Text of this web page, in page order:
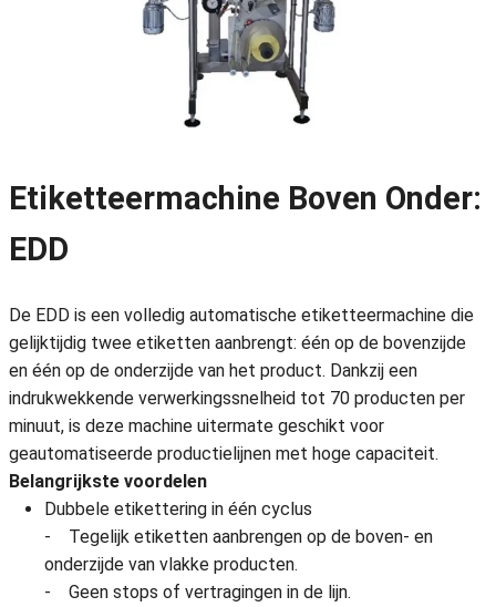
Etiketteermachine Boven Onder:
EDD
De EDD is een volledig automatische etiketteermachine die
gelijktijdig twee etiketten aanbrengt: één op de bovenzijde
en één op de onderzijde van het product. Dankzij een
indrukwekkende verwerkingssnelheid tot 70 producten per
minuut, is deze machine uitermate geschikt voor
geautomatiseerde productielijnen met hoge capaciteit.
Belangrijkste voordelen
Dubbele etikettering in één cyclus
- Tegelijk etiketten aanbrengen op de boven- en
onderzijde van vlakke producten.
- Geen stops of vertragingen in de lijn.